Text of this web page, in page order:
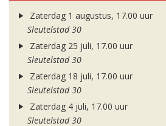
Zaterdag 1 augustus, 17.00 uur
Sleutelstad 30
Zaterdag 25 juli, 17.00 uur
Sleutelstad 30
Zaterdag 18 juli, 17.00 uur
Sleutelstad 30
Zaterdag 4 juli, 17.00 uur
Sleutelstad 30